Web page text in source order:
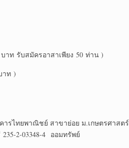
ท รับสมัครอาสาเพียง 50 ท่าน )
าท )
รไทยพาณิชย์ สาขาย่อย ม.เกษตรศาสตร์
2-03348-4 ออมทรัพย์